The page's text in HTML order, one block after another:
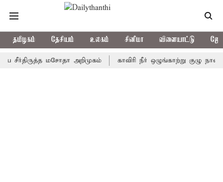
தமிழகம் தேசியம் உலகம் சினிமா விளையாட்டு
மசோதா அறிமுகம் காவிரி நீர் ஒழுங்காற்று குழு நாளை